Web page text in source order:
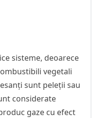
sisteme, deoarece
vegetali
sunt peleții sau
considerate
gaze cu efect